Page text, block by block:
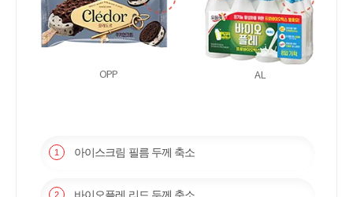
OPP AL
1 아이스크림 필름 두께 축소
2 바이오플레 리드 두께 축소